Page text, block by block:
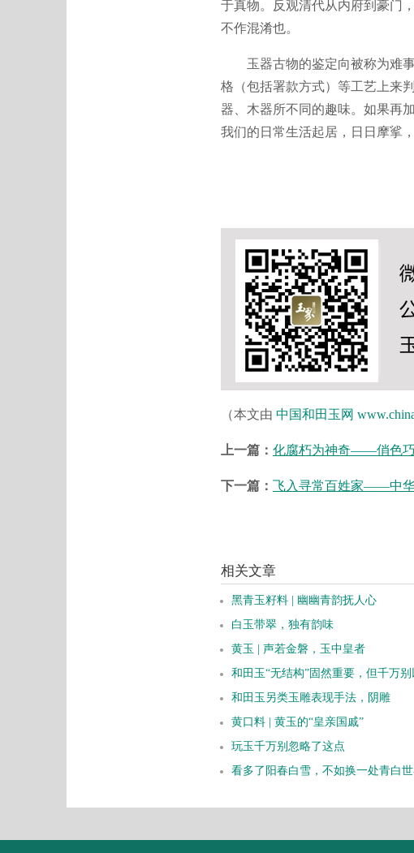
于真物。反观清代从内府到豪门
不作混淆也。
玉器古物的鉴定向被称为难事
格（包括署款方式）等工艺上来
器、木器所不同的趣味。如果再
我们的日常生活起居，日日摩挲
（本文由 中国和田玉网
上一篇： 化腐朽为神奇——俏色
下一篇： 飞入寻常百姓家——中
相关文章
黑青玉籽料 | 幽幽青韵抚人心
白玉带翠，独有韵味
黄玉 | 声若金磐，玉中皇者
和田玉“无结构”固然重要，但千万
和田玉另类玉雕表现手法，阴雕
黄口料 | 黄玉的“皇亲国戚”
玩玉千万别忽略了这点
看多了阳春白雪，不如换一处青白